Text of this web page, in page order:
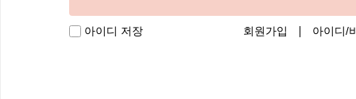
아이디 저장 회원가입 아이디/